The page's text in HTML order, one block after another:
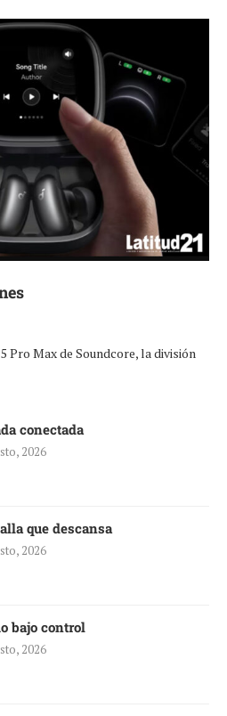
Pro Max de Soundcore, la división
conectada
2026
que descansa
2026
bajo control
2026